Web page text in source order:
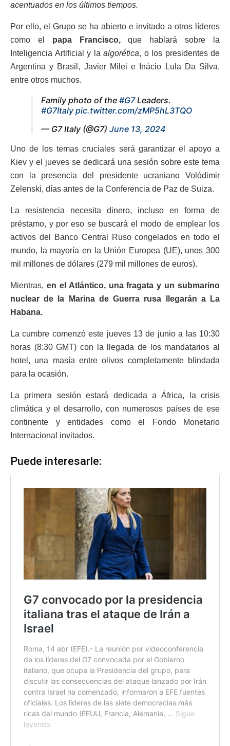
acentuados en los últimos tiempos.
Por ello, el Grupo se ha abierto e invitado a otros líderes
como el papa Francisco,que hablará sobre la
Inteligencia Artificial y la algorética, o los presidentes de
Argentina y Brasil, Javier Milei e Inácio Lula Da Silva,
entre otros muchos.
Family photo of the #G7Leaders.
#G7Italy pic.twitter.com/zMP5hL3TQO
— G7 Italy (@G7) June 13, 2024
Uno de los temas cruciales será garantizar el apoyo a
Kiev y el jueves se dedicará una sesión sobre este tema
con la presencia del presidente ucraniano Volódimir
Zelenski, días antes de la Conferencia de Paz de Suiza.
La resistencia necesita dinero, incluso en forma de
préstamo, y por eso se buscará el modo de emplear los
activos del Banco Central Ruso congelados en todo el
mundo, la mayoría en la Unión Europea (UE), unos 300
mil millones de dólares (279 mil millones de euros).
Mientras, en el Atlántico, una fragata y un submarino
nuclear de la Marina de Guerra rusa llegarán a La
Habana.
La cumbre comenzó este jueves 13 de junio a las 10:30
horas (8:30 GMT) con la llegada de los mandatarios al
hotel, una masía entre olivos completamente blindada
para la ocasión.
La primera sesión estará dedicada a África, la crisis
climática y el desarrollo, con numerosos países de ese
continente y entidades como el Fondo Monetario
Internacional invitados.
Puede interesarle: